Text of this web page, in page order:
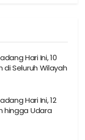
Hari Ini, 10
di Seluruh Wilayah
Hari Ini, 12
hingga Udara